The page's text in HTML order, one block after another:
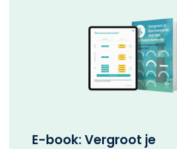
E-book: Vergroot je